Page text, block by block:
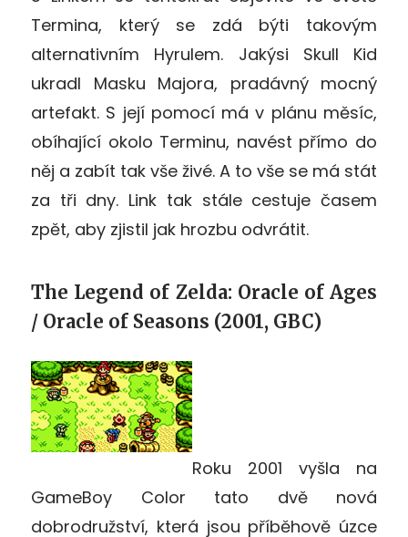
Termina, který se zdá býti takovým
alternativním Hyrulem. Jakýsi Skull Kid
ukradl Masku Majora, pradávný mocný
artefakt. S její pomocí má v plánu měsíc,
obíhající okolo Terminu, navést přímo do
něj a zabít tak vše živé. A to vše se má stát
za tři dny. Link tak stále cestuje časem
zpět, aby zjistil jak hrozbu odvrátit.
The Legend of Zelda: Oracle of Ages
/ Oracle of Seasons (2001, GBC)
Roku 2001 vyšla na
GameBoy Color tato dvě nová
dobrodružství, která jsou příběhově úzce